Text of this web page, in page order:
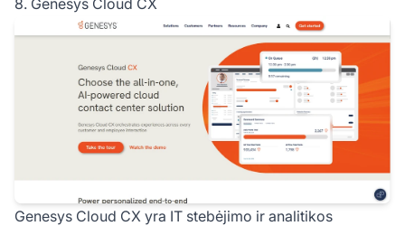
Genesys Cloud CX yra IT stebėjimo ir analitikos